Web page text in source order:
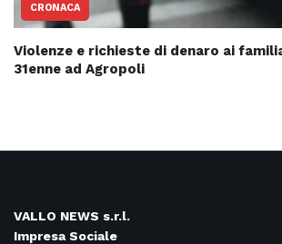
CRONACA
Violenze e richieste di denaro ai
31enne ad Agropoli
VALLO NEWS s.r.l.
Impresa Sociale